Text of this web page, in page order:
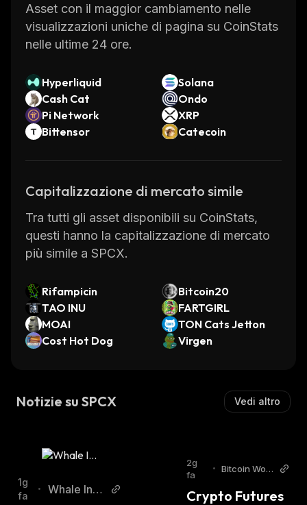
Asset con il maggior cambiamento nelle
visualizzazioni uniche di pagina su CoinStats
nelle ultime 24 ore.
Hyperliquid
Solana
Cash Cat
Ondo
Pi Network
XRP
Bittensor
Catecoin
Capitalizzazione di mercato simile
Tra tutti gli asset disponibili su CoinStats,
questi hanno la capitalizzazione di mercato
più simile a SPCX.
Rifampicin
Bitcoin20
TAO INU
FARTGIRL
MOAI
TON Cats Jetton
Cost Hot Dog
Virgen
Notizie su SPCX Vedi altro
1g
fa
•
Whale Insi
2g
fa
•
Bitcoin Worl
Crypto Futures